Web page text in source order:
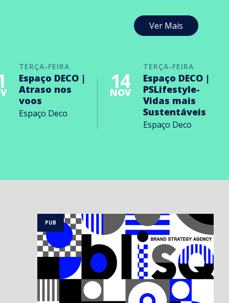
Ver Mais
TERÇA-FEIRA
Espaço DECO |
Atraso nos
voos
Espaço Deco
TERÇA-FEIRA
14
NOV
Espaço DECO |
PSLifestyle-
Vidas mais
Sustentáveis
Espaço Deco